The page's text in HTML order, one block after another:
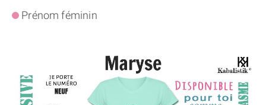
Prénom féminin
THÈME TEMPOREL
THÈME « DOUBLE JE »